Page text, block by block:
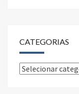
CATEGORIAS
Categorias